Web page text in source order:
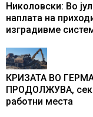
Николовски: Во
наплата на
изградивме
КРИЗАТА ВО
ПРОДОЛЖУВА,
работни места